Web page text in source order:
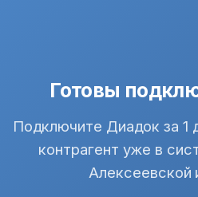
Готовы
Подключите Диадок за 1
контрагент уже в
Алексеевской